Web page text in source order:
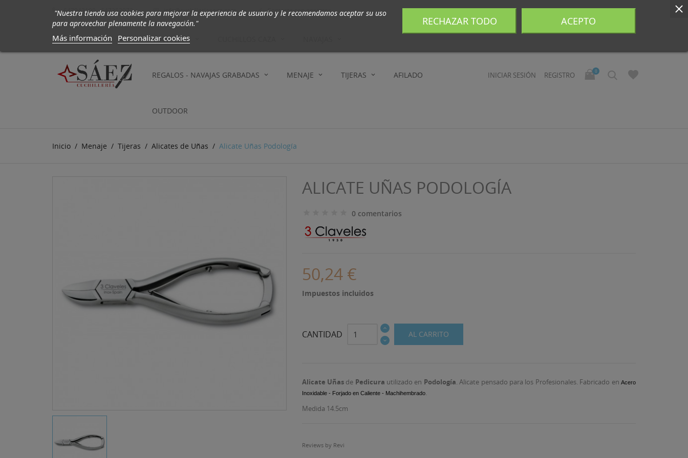
647942190 - 647252972  info@cuchilleriasaez.com  Contacte con nosotros
CUCHILLOS
REGALOS - NAVAJAS GRABADAS MENAJE TIJERAS AFILADO
OUTDOOR
INICIAR SESIÓN REGISTRO
0
Inicio Menaje Tijeras Alicates de Uñas Alicate Uñas Podología
ALICATE UÑAS PODOLOGÍA
0 comentarios
50,24 €
Impuestos incluidos
CANTIDAD AL CARRITO
Alicate Uñasde Pedicura utilizado en Podología. Alicate pensado para los Profesionales. Fabricado enAcero
Inoxidable - Forjado en Caliente - Machihembrado.
Medida 14.5cm
Reviews by Revi
"Nuestra tienda usa cookies para mejorar la experiencia de usuario y le recomendamos aceptar su uso
para aprovechar plenamente la navegación."
Más información Personalizar cookies
RECHAZAR TODO ACEPTO